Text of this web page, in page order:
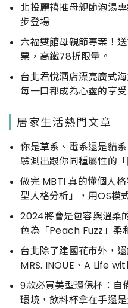
北投麗禧推母親節泡湯
步登場
六福雙館母親節專案！
票，高鐵78折限量。
台北君悅酒店漂亮廣式
每一口都成為心靈的享受
居家生活熱門文章
你是草系、電系還是貓
驗測出跟你同種屬性的「
做完 MBTI 真的懂個人
型人格分析」，用OS模
2024將會是包容與溫
色為「Peach Fuzz」柔
台北除了建國花市外，
MRS. INOUE、A Life
好逛
9款必買美型環保杯：自
環境，飲料杯拿在手還